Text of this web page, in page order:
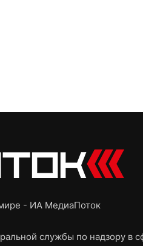
- ИА МедиаПоток
службы по надзору в